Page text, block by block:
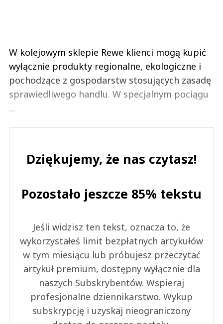
W kolejowym sklepie Rewe klienci mogą kupić
wyłącznie produkty regionalne, ekologiczne i
pochodzące z gospodarstw stosujących zasadę
sprawiedliwego handlu. W specjalnym pociągu
...
Dziękujemy, że nas czytasz!
Pozostało jeszcze 85% tekstu
Jeśli widzisz ten tekst, oznacza to, że
wykorzystałeś limit bezpłatnych artykułów
w tym miesiącu lub próbujesz przeczytać
artykuł premium, dostępny wyłącznie dla
naszych Subskrybentów. Wspieraj
profesjonalne dziennikarstwo. Wykup
subskrypcję i uzyskaj nieograniczony